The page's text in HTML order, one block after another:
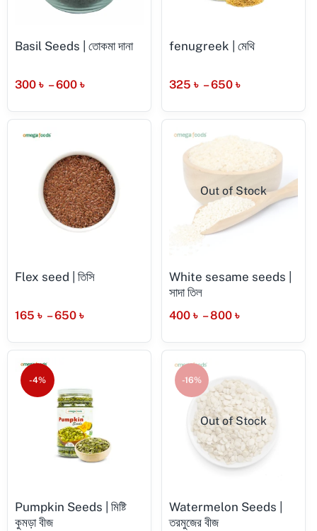
Basil Seeds | তোকমা দানা
300 ৳ – 600 ৳
fenugreek | মেথি
325 ৳ – 650 ৳
Flex seed | তিসি
165 ৳ – 650 ৳
Out of Stock
White sesame seeds |
সাদা তিল
400 ৳ – 800 ৳
-4%
Pumpkin Seeds | মিষ্টি
কুমড়া বীজ
-16%
Out of Stock
Watermelon Seeds |
তরমুজের বীজ